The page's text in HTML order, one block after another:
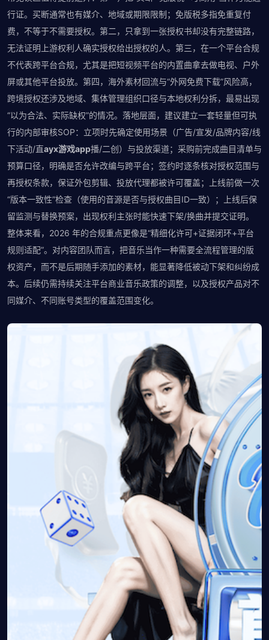
行证。买断通常也有媒介、地域或期限限制；免版税多指免重复付
费，不等于不需要授权。第二，只拿到一张授权书却没有完整链路，
无法证明上游权利人确实授权给出授权的人。第三，在一个平台合规
不代表跨平台合规，尤其是把短视频平台的内置曲拿去做电视、户外
屏或其他平台投放。第四，海外素材回流与“外网免费下载”风险高，
跨境授权还涉及地域、集体管理组织口径与本地权利分拆，最易出现
“以为合法、实际缺权”的情况。落地层面，建议建立一套轻量但可执
行的内部审核SOP：立项时先确定使用场景（广告/宣发/品牌内容/线
下活动/直ayx游戏app播/二创）与投放渠道；采购前完成曲目清单与
预算口径，明确是否允许改编与跨平台；签约时逐条核对授权范围与
再授权条款，保证外包剪辑、投放代理都被许可覆盖；上线前做一次
“版本一致性”检查（使用的音源是否与授权曲目ID一致）；上线后保
留监测与替换预案，出现权利主张时能快速下架/换曲并提交证明。
整体来看，2026 年的合规重点更像是“精细化许可+证据闭环+平台
规则适配”。对内容团队而言，把音乐当作一种需要全流程管理的版
权资产，而不是后期随手添加的素材，能显著降低被动下架和纠纷成
本。后续仍需持续关注平台商业音乐政策的调整，以及授权产品对不
同媒介、不同账号类型的覆盖范围变化。